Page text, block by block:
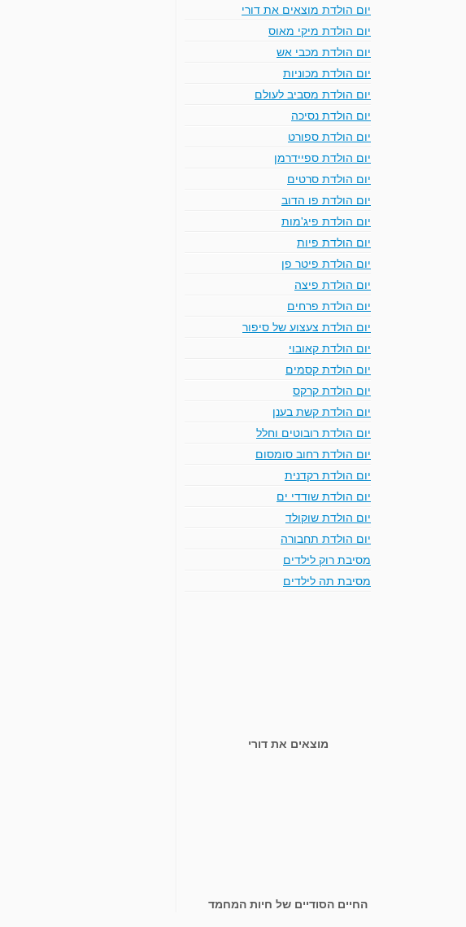
יום הולדת מוצאים את דורי
יום הולדת מיקי מאוס
יום הולדת מכבי אש
יום הולדת מכוניות
יום הולדת מסביב לעולם
יום הולדת נסיכה
יום הולדת ספורט
יום הולדת ספיידרמן
יום הולדת סרטים
יום הולדת פו הדוב
יום הולדת פיג'מות
יום הולדת פיות
יום הולדת פיטר פן
יום הולדת פיצה
יום הולדת פרחים
יום הולדת צעצוע של סיפור
יום הולדת קאובוי
יום הולדת קסמים
יום הולדת קרקס
יום הולדת קשת בענן
יום הולדת רובוטים וחלל
יום הולדת רחוב סומסום
יום הולדת רקדנית
יום הולדת שודדי ים
יום הולדת שוקולד
יום הולדת תחבורה
מסיבת רוק לילדים
מסיבת תה לילדים
מוצאים את דורי
החיים הסודיים של חיות המחמד